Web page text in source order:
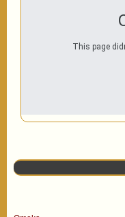
This page